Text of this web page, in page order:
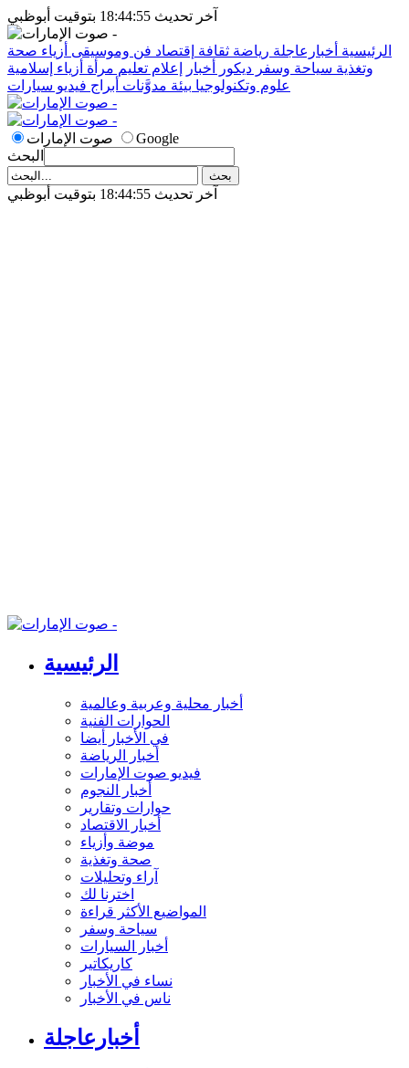
آخر تحديث 18:44:55 بتوقيت أبوظبي
الرئيسية أخبارعاجلة رياضة ثقافة إقتصاد فن وموسيقى أزياء صحة
وتغذية سياحة وسفر ديكور أخبار إعلام تعليم مرأة أزياء إسلامية
علوم وتكنولوجيا بيئة مدوَّنات أبراج فيديو سيارات
صوت الإمارات
Google
البحث
آخر تحديث 18:44:55 بتوقيت أبوظبي
الرئيسية
أخبار محلية وعربية وعالمية
الحوارات الفنية
في الأخبار أيضا
أخبار الرياضة
فيديو صوت الإمارات
أخبار النجوم
حوارات وتقارير
أخبار الاقتصاد
موضة وأزياء
صحة وتغذية
آراء وتحليلات
اخترنا لك
المواضيع الأكثر قراءة
سياحة وسفر
أخبار السيارات
كاريكاتير
نساء في الأخبار
ناس في الأخبار
أخبارعاجلة